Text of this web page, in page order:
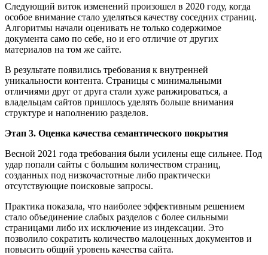
Следующий виток изменений произошел в 2020 году, когда
особое внимание стало уделяться качеству соседних страниц.
Алгоритмы начали оценивать не только содержимое
документа само по себе, но и его отличие от других
материалов на том же сайте.
В результате появились требования к внутренней
уникальности контента. Страницы с минимальными
отличиями друг от друга стали хуже ранжироваться, а
владельцам сайтов пришлось уделять больше внимания
структуре и наполнению разделов.
Этап 3. Оценка качества семантического покрытия
Весной 2021 года требования были усилены еще сильнее. Под
удар попали сайты с большим количеством страниц,
созданных под низкочастотные либо практически
отсутствующие поисковые запросы.
Практика показала, что наиболее эффективным решением
стало объединение слабых разделов с более сильными
страницами либо их исключение из индексации. Это
позволило сократить количество малоценных документов и
повысить общий уровень качества сайта.